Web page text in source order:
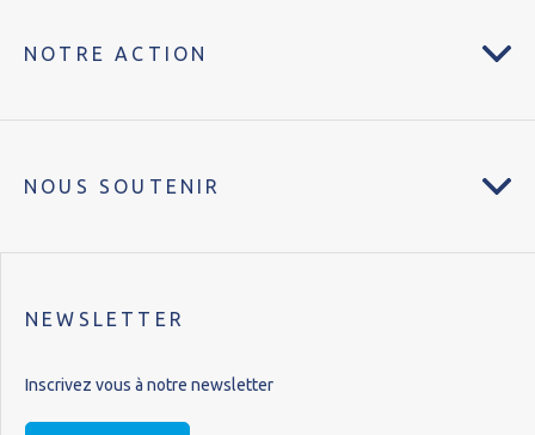
NOTRE ACTION
NOUS SOUTENIR
NEWSLETTER
Inscrivez vous à notre newsletter